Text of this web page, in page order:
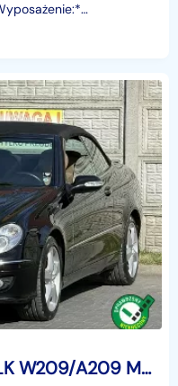
ABS, ESP,* regul
Mercedes-Benz Klasa CLK W209/A209 Mercedes-Benz Klasa CLK 3.5V6 272KM Cabrio/Avantgarde/Skóry/Navi/Tempomat/SerwisASO/Hak